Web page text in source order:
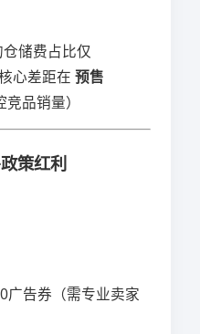
储费占比仅
心差距在​预售
品销量）
策红利
广告券（需专业卖家